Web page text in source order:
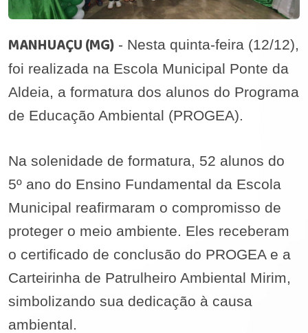
MANHUAÇU (MG) - Nesta quinta-feira (12/12),
foi realizada na Escola Municipal Ponte da
Aldeia, a formatura dos alunos do Programa
de Educação Ambiental (PROGEA).
Na solenidade de formatura, 52 alunos do
5º ano do Ensino Fundamental da Escola
Municipal reafirmaram o compromisso de
proteger o meio ambiente. Eles receberam
o certificado de conclusão do PROGEA e a
Carteirinha de Patrulheiro Ambiental Mirim,
simbolizando sua dedicação à causa
ambiental.